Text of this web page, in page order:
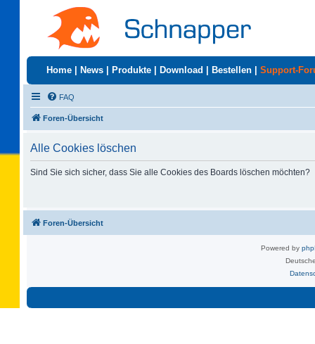
Home News Produkte Download Bestellen Support-
FAQ
Foren-Übersicht
Alle Cookies löschen
Sind Sie sich sicher, dass Sie alle Cookies des Boards löschen möchten?
Foren-Übersicht
Powered by